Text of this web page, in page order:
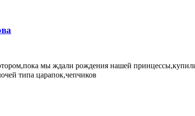
мы ждали рождения нашей
типа царапок,чепчиков